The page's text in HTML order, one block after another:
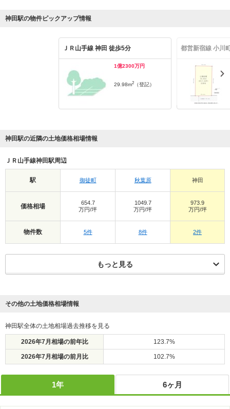
神田駅の物件ピックアップ情報
ＪＲ山手線 神田 徒歩5分
1億2300万円
29.98m2 （登記）
都営新宿線 小川
神田駅の近隣の土地価格相場情報
ＪＲ山手線神田駅周辺
駅 御徒町 秋葉原 神田
価格相場
654.7
万円/坪
1049.7
万円/坪
973.9
万円/坪
物件数 5件 8件 2件
もっと見る
その他の土地価格相場情報
神田駅全体の土地相場過去推移を見る
2026年7月相場の前年比 123.7%
2026年7月相場の前月比 102.7%
1年 6ヶ月